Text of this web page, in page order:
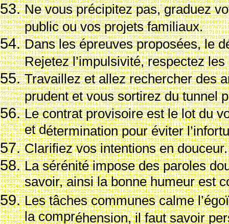
Ne vous précipitez pas, graduez
public ou vos projets familiaux.
Dans lesépreuves proposées, le d
Rejetez l’impulsivité, respectez
Travaillez et allez rechercher des
prudent et vous sortirez du tunnel
Le contrat provisoire est le lot du
et détermination pouréviter
Clarifiez vos intentions en
La sérénité impose des paroles
savoir, ainsi la bonne humeur est
Les tâches communes calme l’égo
la compréhension, il faut savoir